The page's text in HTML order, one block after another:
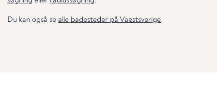
Du kan også se alle badesteder på Vaestsverige.